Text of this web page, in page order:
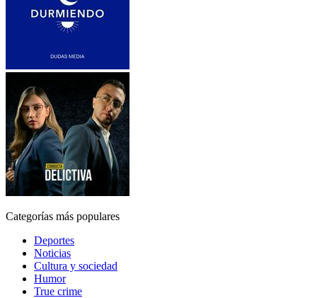
Categorías más populares
Deportes
Noticias
Cultura y sociedad
Humor
True crime